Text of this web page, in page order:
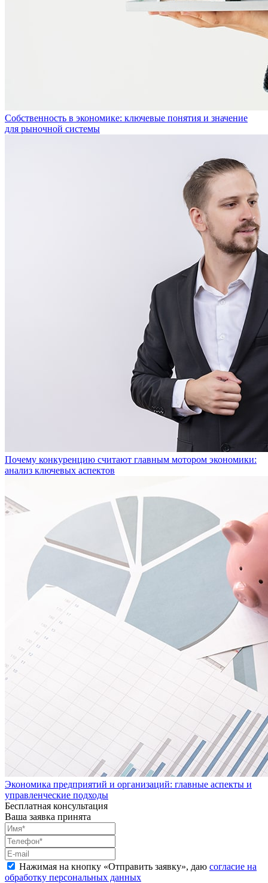
Собственность в экономике: ключевые понятия и значение
для рыночной системы
Почему конкуренцию считают главным мотором экономики:
анализ ключевых аспектов
Экономика предприятий и организаций: главные аспекты и
управленческие подходы
Бесплатная консультация
Ваша заявка принята
Нажимая на кнопку «Отправить заявку», даю согласие на
обработку персональных данных